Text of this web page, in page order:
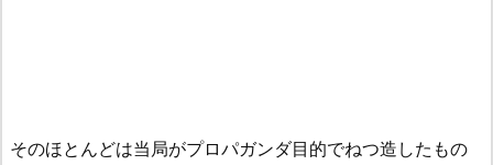
そのほとんどは当局がプロパガンダ目的でねつ造したもの